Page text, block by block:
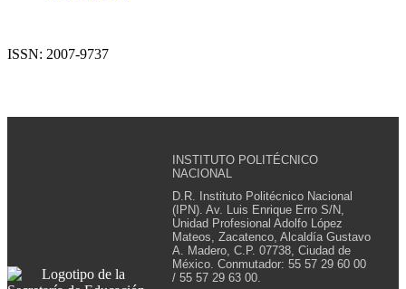
ISSN: 2007-9737
INSTITUTO POLITÉCNICO
NACIONAL
D.R. Instituto Politécnico Nacional
(IPN). Av. Luis Enrique Erro S/N,
Unidad Profesional Adolfo López
Mateos, Zacatenco, Alcaldía Gustavo
A. Madero, C.P. 07738, Ciudad de
México. Conmutador: 55 57 29 60 00
/ 55 57 29 63 00.